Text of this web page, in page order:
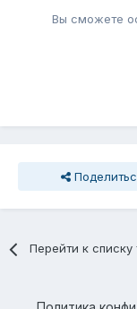
Вы сможете
Перейти к списку